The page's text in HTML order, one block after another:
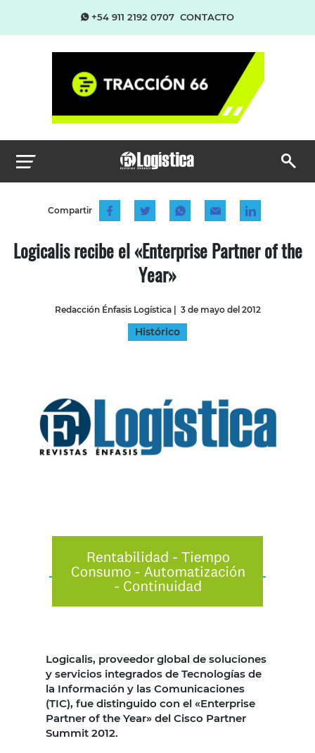
+54 911 2192 0707 CONTACTO
Compartir
Logicalis recibe el «Enterprise Partner of the
Year»
Redacción Énfasis Logística| 3 de mayo del 2012
Histórico
Logicalis, proveedor global de soluciones
y servicios integrados de Tecnologías de
la Información y las Comunicaciones
(TIC), fue distinguido con el «Enterprise
Partner of the Year» del Cisco Partner
Summit 2012.